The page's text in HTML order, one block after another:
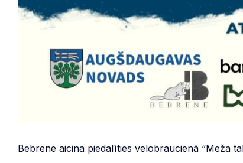
Bebrene aicina piedalīties velobraucienā “Meža